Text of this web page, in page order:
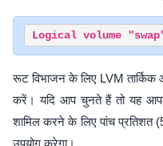
रूट विभाजन के लिए LVM तार्किक
करें। यदि आप चुनते हैं तो यह
शामिल करने के लिए पांच प्रतिशत
उपयोग करेगा।